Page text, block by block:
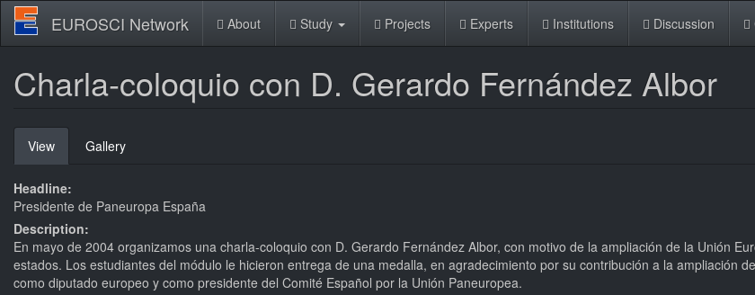
Skip
main
EUROSCI Network About Study Projects Experts Institutions Discussion
Charla-coloquio con D. Gerardo Fernández Albor
Primary
tabs
View (active
tab)
Gallery
Headline:
Presidente de Paneuropa España
Description:
En mayo de 2004 organizamos una charla-coloquio con D. Gerardo Fernández Albor, con motivo de la ampliación de la Unión
estados. Los estudiantes del módulo le hicieron entrega de una medalla, en agradecimiento por su contribución a la ampliación
como diputado europeo y como presidente del Comité Español por la Unión Paneuropea.